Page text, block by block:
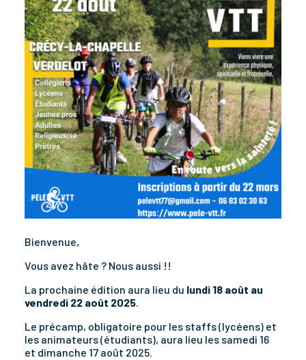
Bienvenue,
Vous avez hâte ? Nous aussi !!
La prochaine édition aura lieu du lundi 18 août au
vendredi 22 août 2025.
Le précamp, obligatoire pour les staffs (lycéens) et
les animateurs (étudiants), aura lieu les samedi 16
et dimanche 17 août 2025.